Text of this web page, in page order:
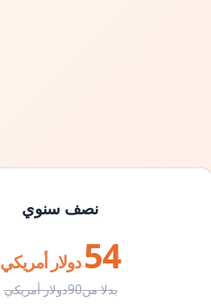
نصف سنوي
54 دولار أمريكي
بدلا من90دولار أمريكي